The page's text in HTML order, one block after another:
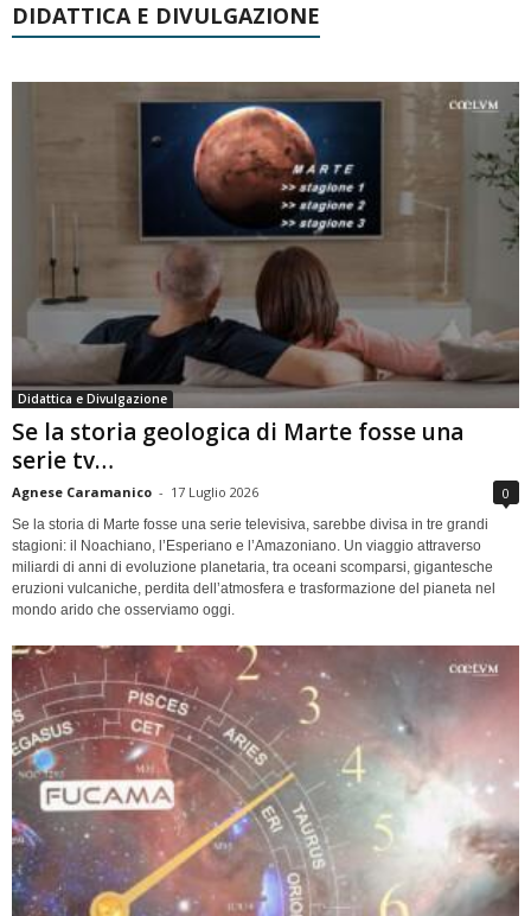
DIDATTICA E DIVULGAZIONE
Didattica e Divulgazione
Se la storia geologica di Marte fosse una
serie tv…
Agnese Caramanico - 17 Luglio 2026 0
Se la storia di Marte fosse una serie televisiva, sarebbe divisa in tre grandi
stagioni: il Noachiano, l’Esperiano e l’Amazoniano. Un viaggio attraverso
miliardi di anni di evoluzione planetaria, tra oceani scomparsi, gigantesche
eruzioni vulcaniche, perdita dell’atmosfera e trasformazione del pianeta nel
mondo arido che osserviamo oggi.